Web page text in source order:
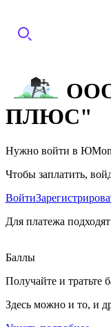
ПЛЮС"
Нужно войти в
Чтобы заплатить,
Войти
Для платежа
Баллы
Получайте и тратьте
Здесь можно и то, и